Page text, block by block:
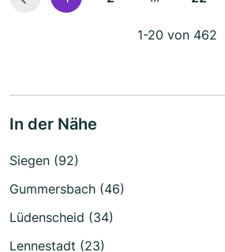
1-20 von 462
In der Nähe
Siegen (92)
Gummersbach (46)
Lüdenscheid (34)
Lennestadt (23)